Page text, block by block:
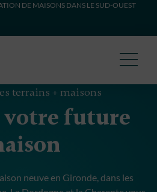
DE MAISONS DANS LE SUD-OUEST
terrains + maisons
votre future
neuve en Gironde, dans les